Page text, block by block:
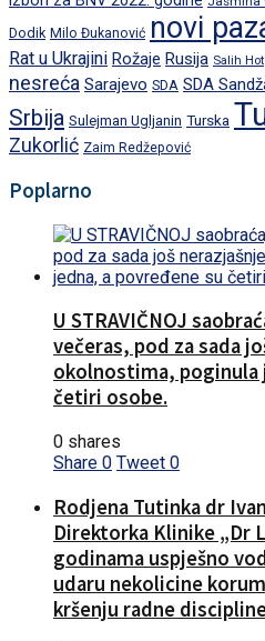
Dodik Milo Đukanović novi
Rat u Ukrajini Rožaje Rusija Salih Hot
nesreća Sarajevo SDA SDA
Srbija Sulejman Ugljanin Turska
Zukorlić Zaim Redžepović
Poplarno
U STRAVIČNOJ
večeras, pod za sada
okolnostima, poginula
četiri osobe.
0 shares
Share 0 Tweet 0
Rodjena Tutinka dr
Direktorka Klinike „Dr
godinama uspješno
udaru nekolicine
kršenju radne